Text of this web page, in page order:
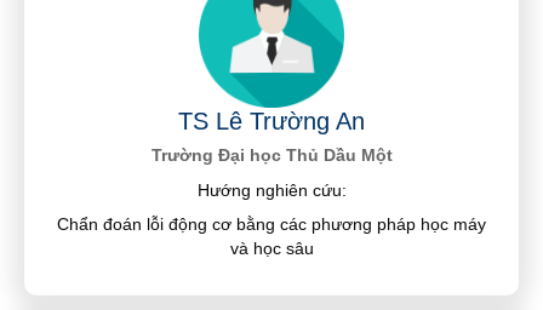
TS Lê Trường An
Trường Đại học Thủ Dầu Một
Hướng nghiên cứu:
Chẩn đoán lỗi động cơ bằng các phương pháp học máy
và học sâu